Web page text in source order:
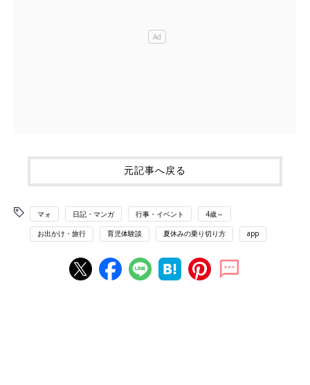
元記事へ戻る
マォ 日記・マンガ 行事・イベント 4歳～
お出かけ・旅行 育児体験談 夏休みの乗り切り方 app